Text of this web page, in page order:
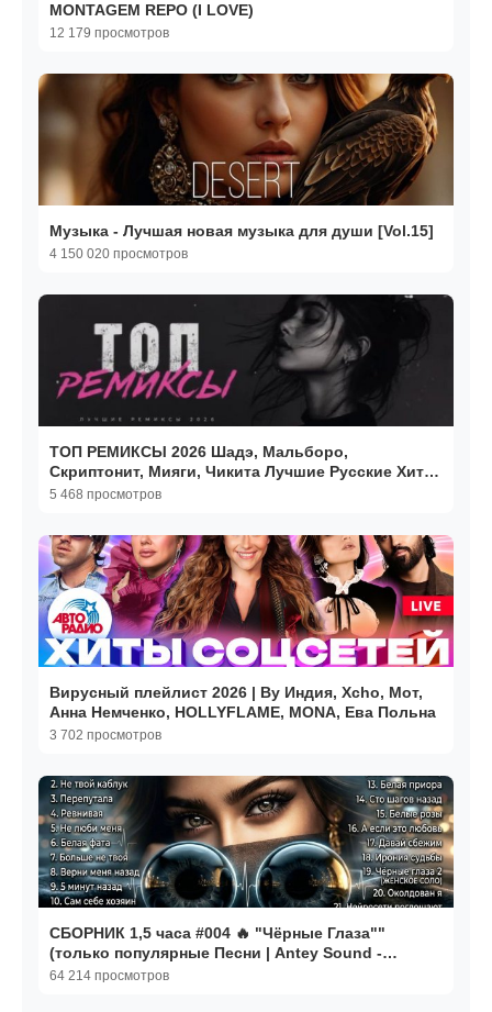
MONTAGEM REPO (I LOVE)
12 179 просмотров
Музыка - Лучшая новая музыка для души [Vol.15]
4 150 020 просмотров
ТОП РЕМИКСЫ 2026 Шадэ, Мальборо,
Скриптонит, Мияги, Чикита Лучшие Русские Хиты
2026 Онлайн 2026
5 468 просмотров
Вирусный плейлист 2026 | By Индия, Xcho, Мот,
Анна Немченко, HOLLYFLAME, MONA, Ева Польна
3 702 просмотров
СБОРНИК 1,5 часа #004 🔥 "Чёрные Глаза""
(только популярные Песни | Antey Sound -
Апрель 2026)
64 214 просмотров